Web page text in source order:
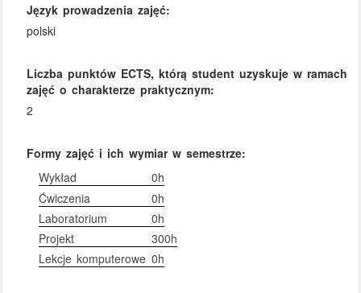
Język prowadzenia zajęć:
polski
Liczba punktów ECTS, którą student uzyskuje w ramach
zajęć o charakterze praktycznym:
2
Formy zajęć i ich wymiar w semestrze:
Wykład
0h
Ćwiczenia
0h
Laboratorium
0h
Projekt
300h
Lekcje komputerowe 0h